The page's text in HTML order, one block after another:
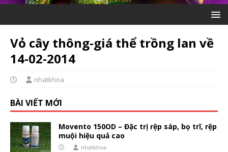
Vỏ cây thông-giá thể trồng lan về
14-02-2014
nhatkhoa
BÀI VIẾT MỚI
Movento 150OD – Đặc trị rệp sáp, bọ trĩ, rệp
muội hiệu quả cao
nhatkhoa